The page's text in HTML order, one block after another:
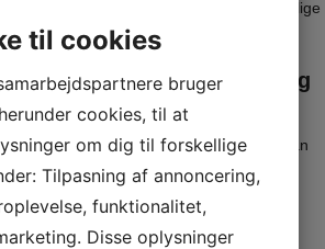
Vores team rådgiver dig om de særlige
Odense og omegn.
din byggeansøgning i dag
hvis du har brug for hjælp til din
Vi tager os af alt det praktiske, så du kan
til cookies
bruger
cookies, til at
om dig til forskellige
Tilpasning af annoncering,
funktionalitet,
Disse oplysninger